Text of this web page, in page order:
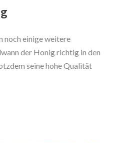
noch einige weitere
der Honig richtig in den
seine hohe Qualität